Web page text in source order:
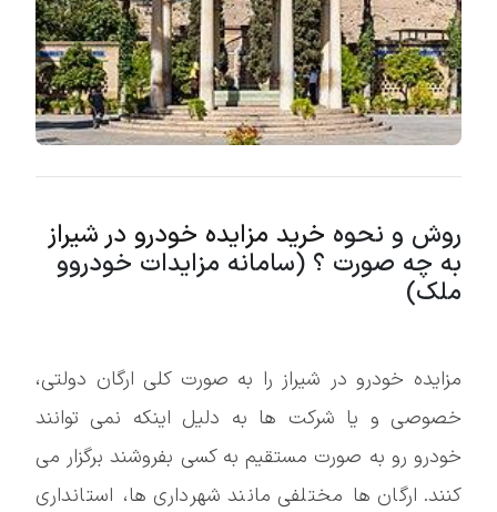
روش و نحوه خرید مزایده خودرو در شیراز
به چه صورت ؟ (سامانه مزایدات خودروو
ملک)
مزایده خودرو در شیراز را به صورت کلی ارگان دولتی،
خصوصی و یا شرکت ها به دلیل اینکه نمی توانند
خودرو رو به صورت مستقیم به کسی بفروشند برگزار می
کنند. ارگان ها مختلفی مانند شهرداری ها، استانداری